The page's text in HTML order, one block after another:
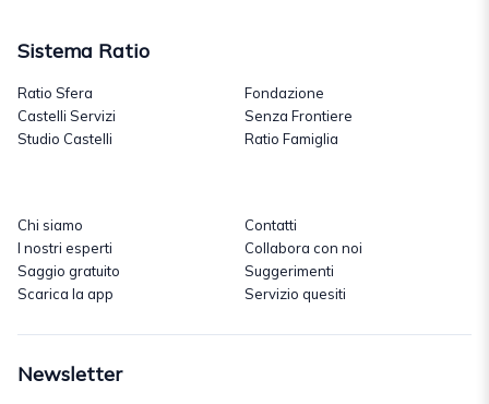
Sistema Ratio
Ratio Sfera
Castelli Servizi
Studio Castelli
Fondazione
Senza Frontiere
Ratio Famiglia
Chi siamo
I nostri esperti
Saggio gratuito
Scarica la app
Contatti
Collabora con noi
Suggerimenti
Servizio quesiti
Newsletter